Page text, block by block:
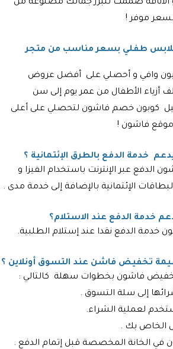
صممت لتبرز جمالك مصنوعة من
موفر !
طفلي بسعر مناسب من متجر
وافي و أحصلي على أفضل عروض
أزياء الأطفال من عمر يوم إلى سن
كوبون خصم فاشون لتحصلي على أعلى
فاشون !
خدمة الدفع بالطرق الإئتمانية ؟
الدفع عبر الإنترنت باستخدام الفيزا و
الإئتمانية بالإضافة إلى خدمة مدى .
خدمة الدفع عند الاستلام؟
خدمة الدفع نقدا عند إستلام الطلبية.
تخفيض فاشن عند التسوق أونلاين ؟
فاشون بخطوات سهلة كالتالي :
إلى سلة التسوق .
لعملية الشراء.
الخاص بك .
الخانة المخصصة قبل إتمام الدفع .